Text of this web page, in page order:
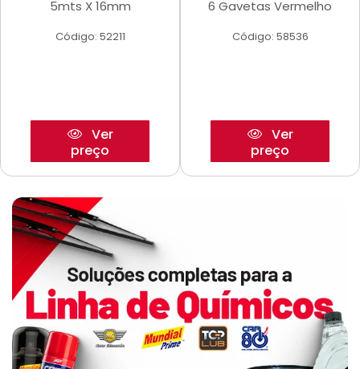
5mts X 16mm
Código: 52211
Ver
preço
6 Gavetas Vermelho
Código: 58536
Ver
preço